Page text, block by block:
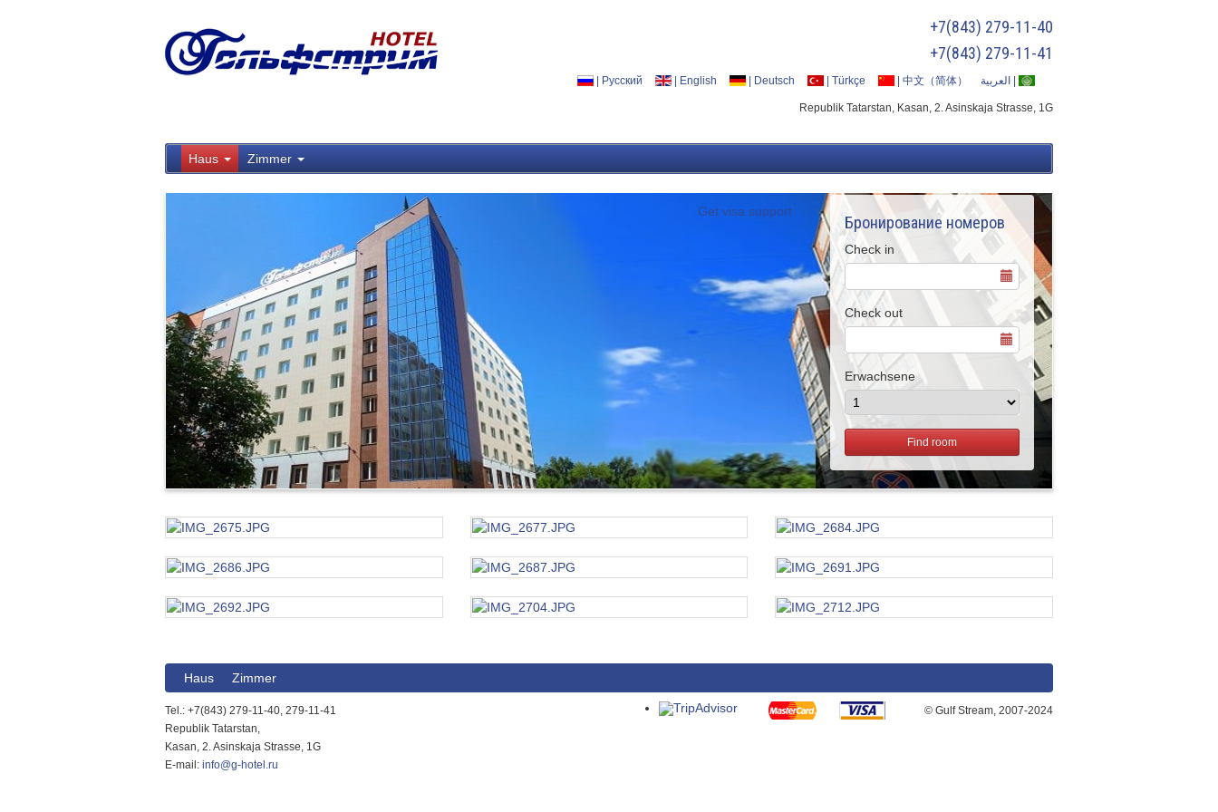
+7(843) 279-11-40
+7(843) 279-11-41
| Русский | English | Deutsch Türkçe 中文（简体） العربية
Republik Tatarstan, Kasan, 2. Asinskaja Strasse, 1G
Haus Zimmer
Get visa support
Бронирование номеров
Check in
Check out
Erwachsene
Find room
Haus Zimmer
Tel.: +7(843) 279-11-40, 279-11-41
Republik Tatarstan,
Kasan, 2. Asinskaja Strasse, 1G
E-mail: info@g-hotel.ru
© Gulf Stream, 2007-2024